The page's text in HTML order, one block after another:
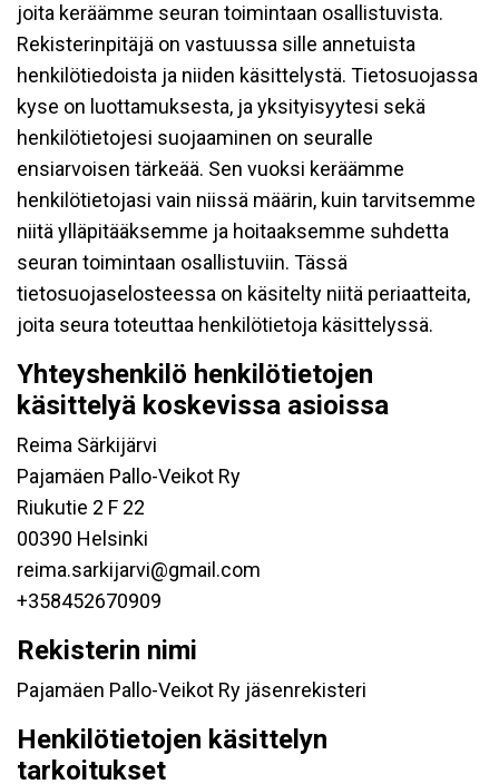
joita keräämme seuran toimintaan osallistuvista.
Rekisterinpitäjä on vastuussa sille annetuista
henkilötiedoista ja niiden käsittelystä. Tietosuojassa
kyse on luottamuksesta, ja yksityisyytesi sekä
henkilötietojesi suojaaminen on seuralle
ensiarvoisen tärkeää. Sen vuoksi keräämme
henkilötietojasi vain niissä määrin, kuin tarvitsemme
niitä ylläpitääksemme ja hoitaaksemme suhdetta
seuran toimintaan osallistuviin. Tässä
tietosuojaselosteessa on käsitelty niitä periaatteita,
joita seura toteuttaa henkilötietoja käsittelyssä.
Yhteyshenkilö henkilötietojen
käsittelyä koskevissa asioissa
Reima Särkijärvi
Pajamäen Pallo-Veikot Ry
Riukutie 2 F 22
00390 Helsinki
reima.sarkijarvi@gmail.com
+358452670909
Rekisterin nimi
Pajamäen Pallo-Veikot Ry jäsenrekisteri
Henkilötietojen käsittelyn
tarkoitukset